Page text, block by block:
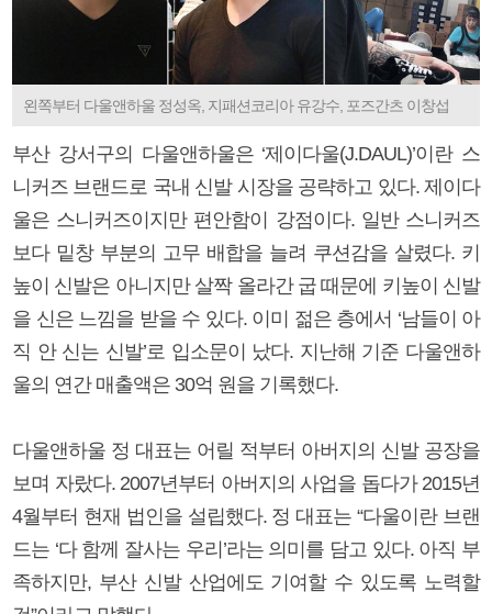
왼쪽부터 다울앤하울 정성옥, 지패션코리아 유강수, 포즈간츠 이창섭
부산 강서구의 다울앤하울은 ‘제이다울(J.DAUL)’이란 스
니커즈 브랜드로 국내 신발 시장을 공략하고 있다. 제이다
울은 스니커즈이지만 편안함이 강점이다. 일반 스니커즈
보다 밑창 부분의 고무 배합을 늘려 쿠션감을 살렸다. 키
높이 신발은 아니지만 살짝 올라간 굽 때문에 키높이 신발
을 신은 느낌을 받을 수 있다. 이미 젊은 층에서 ‘남들이 아
직 안 신는 신발’로 입소문이 났다. 지난해 기준 다울앤하
울의 연간 매출액은 30억 원을 기록했다.
다울앤하울 정 대표는 어릴 적부터 아버지의 신발 공장을
보며 자랐다. 2007년부터 아버지의 사업을 돕다가 2015년
4월부터 현재 법인을 설립했다. 정 대표는 “다울이란 브랜
드는 ‘다 함께 잘사는 우리’라는 의미를 담고 있다. 아직 부
족하지만, 부산 신발 산업에도 기여할 수 있도록 노력할